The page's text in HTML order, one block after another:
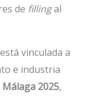
de fillingal
vinculada a
e industria
Málaga 2025,